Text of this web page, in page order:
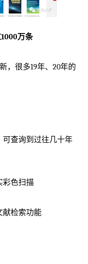
万条
，很多19年、20年的
可查询到过往几十年
彩色扫描
献检索功能